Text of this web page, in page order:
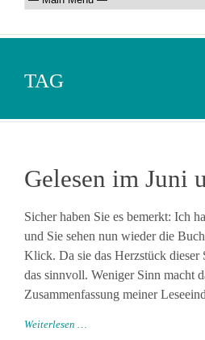
TAG
Gelesen im Juni
Sicher haben Sie es bemerkt: Ich
und Sie sehen nun wieder die
Klick. Da sie das Herzstück dieser
das sinnvoll. Weniger Sinn macht
Zusammenfassung meiner
Weiterlesen …